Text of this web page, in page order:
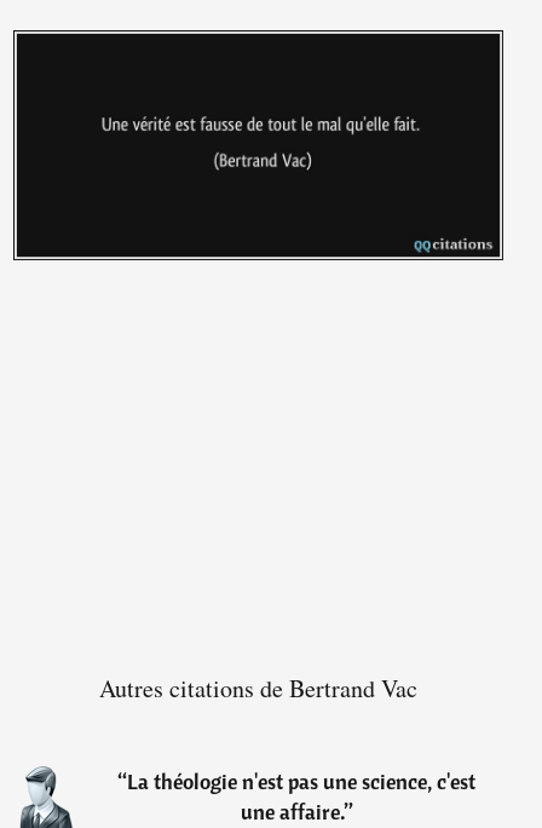
Autres citations de Bertrand Vac
“La théologie n'est pas une science, c'est
une affaire.”